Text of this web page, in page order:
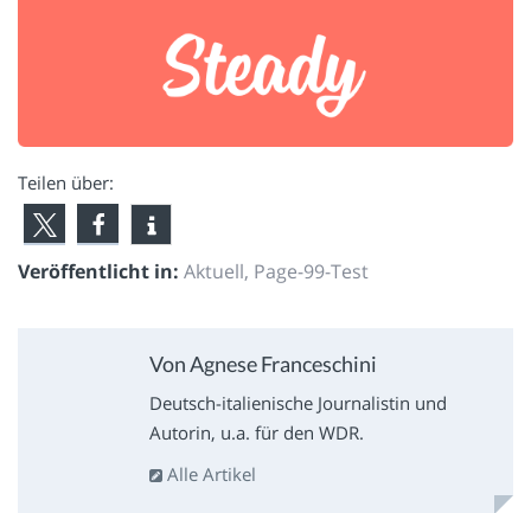
Teilen über:
Veröffentlicht in: Aktuell, Page-99-Test
Von Agnese Franceschini
Deutsch-italienische Journalistin und
Autorin, u.a. für den WDR.
Alle Artikel